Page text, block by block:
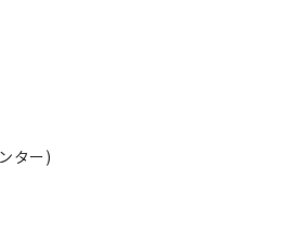
ター)